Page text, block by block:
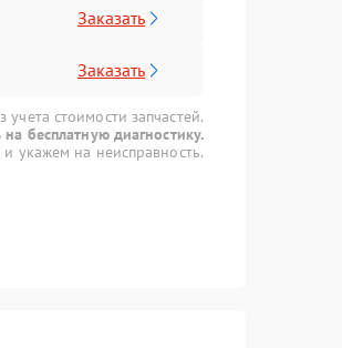
Заказать
Заказать
стоимости запчастей.
на бесплатную диагностику.
укажем на неисправность.